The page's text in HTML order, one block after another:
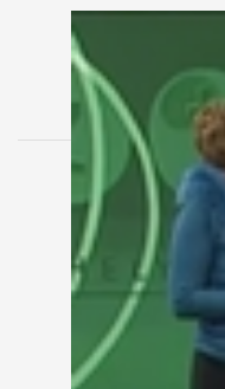
MEGOSZTÁS